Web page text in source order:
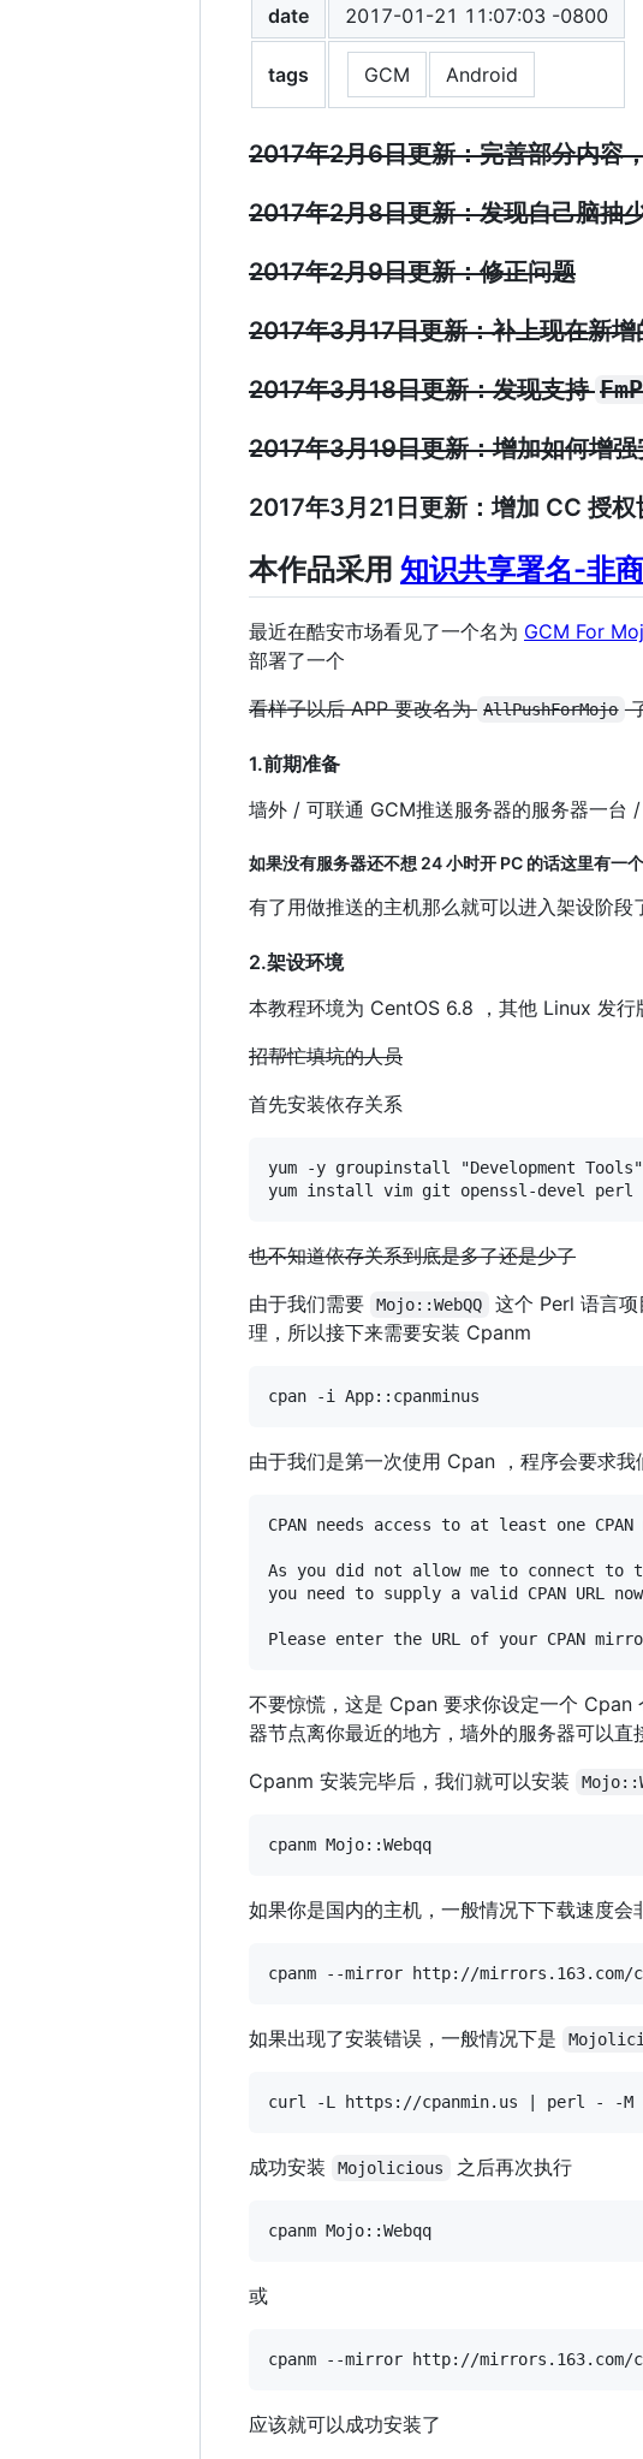
date
2017-01-21 11:07:03 -0800
tags GCM Android
2017年2月6日更新：完善部分内容
2017年2月8日更新：发现自己脑抽
2017年2月9日更新：修正问题
2017年3月17日更新：补上现在新
2017年3月18日更新：发现支持
2017年3月19日更新：增加如何增
2017年3月21日更新：增加 CC 授
本作品采用 知识共享署名-非
最近在酷安市场看见了一个名为 GCM For
部署了一个
看样子以后 APP 要改名为 AllPushForMojo
1.前期准备
墙外 / 可联通 GCM推送服务器的服务器一台
如果没有服务器还不想 24 小时开 PC 的话这里有一个
有了用做推送的主机那么就可以进入架设阶段
2.架设环境
本教程环境为 CentOS 6.8 ，其他 Linux 发
招帮忙填坑的人员
首先安装依存关系
yum -y groupinstall "Development Tools"
也不知道依存关系到底是多了还是少了
由于我们需要
Mojo::WebQQ
这个 Perl 语言
理，所以接下来需要安装 Cpanm
由于我们是第一次使用 Cpan ，程序会要求
CPAN needs access to at least one
As you did not allow me to connect to
you need to supply a valid CPAN URL
不要惊慌，这是 Cpan 要求你设定一个 Cpan
器节点离你最近的地方，墙外的服务器可以直
Cpanm 安装完毕后，我们就可以安装
如果你是国内的主机，一般情况下下载速度
如果出现了安装错误，一般情况下是
成功安装 Mojolicious 之后再次执行
或
应该就可以成功安装了